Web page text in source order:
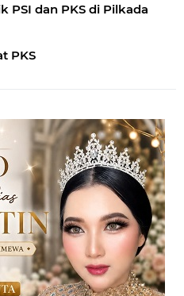
PSI dan PKS di Pilkada
PKS